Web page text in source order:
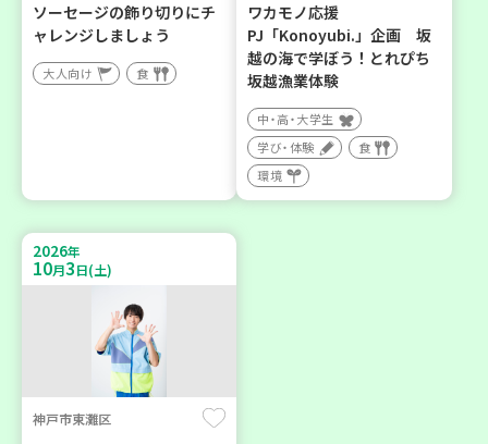
ソーセージの飾り切りにチ
ャレンジしましょう
大人向け 食
ワカモノ応援
PJ「Konoyubi.」企画 坂
越の海で学ぼう！とれぴち
坂越漁業体験
中・高・大学生
学び・体験
食
環境
2026年
10月3日(土)
神戸市東灘区